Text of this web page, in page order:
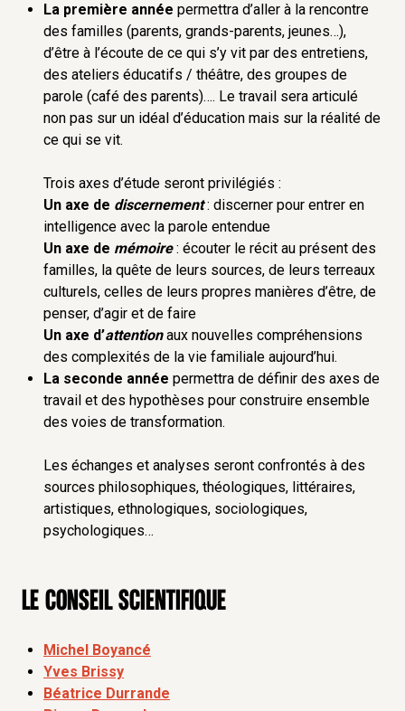
La première année permettra d’aller à la rencontre
des familles (parents, grands-parents, jeunes…),
d’être à l’écoute de ce qui s’y vit par des entretiens,
des ateliers éducatifs / théâtre, des groupes de
parole (café des parents)…. Le travail sera articulé
non pas sur un idéal d’éducation mais sur la réalité de
ce qui se vit.
Trois axes d’étude seront privilégiés :
Un axe de discernement : discerner pour entrer en
intelligence avec la parole entendue
Un axe de mémoire : écouter le récit au présent des
familles, la quête de leurs sources, de leurs terreaux
culturels, celles de leurs propres manières d’être, de
penser, d’agir et de faire
Un axe d’attentionaux nouvelles compréhensions
des complexités de la vie familiale aujourd’hui.
La seconde année permettra de définir des axes de
travail et des hypothèses pour construire ensemble
des voies de transformation.
Les échanges et analyses seront confrontés à des
sources philosophiques, théologiques, littéraires,
artistiques, ethnologiques, sociologiques,
psychologiques…
Le conseil scientifique
Michel Boyancé
Yves Brissy
Béatrice Durrande